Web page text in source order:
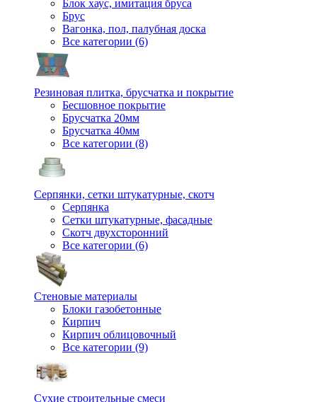
Блок хаус, имитация бруса
Брус
Вагонка, пол, палубная доска
Все категории (6)
Резиновая плитка, брусчатка и покрытие
Бесшовное покрытие
Брусчатка 20мм
Брусчатка 40мм
Все категории (8)
Серпянки, сетки штукатурные, скотч
Серпянка
Сетки штукатурные, фасадные
Скотч двухсторонний
Все категории (6)
Стеновые материалы
Блоки газобетонные
Кирпич
Кирпич облицовочный
Все категории (9)
Сухие строительные смеси